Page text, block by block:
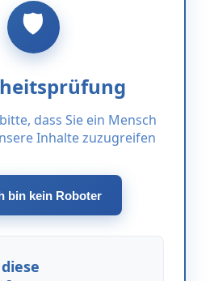
dass Sie ein Mensch
Inhalte zuzugreifen
bin kein Roboter